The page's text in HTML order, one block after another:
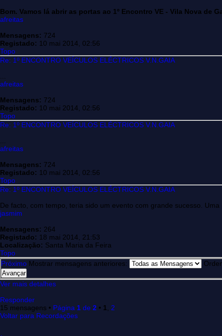
Bom. Vamos lá abrir as portas ao 1º Encontro VE - Vila Nova de
afreitas
Mensagens: 724
Registado: 10 mai 2014, 02:56
Topo
Re: 1º ENCONTRO VEÍCULOS ELÉCTRICOS V.N.GAIA
afreitas
Mensagens: 724
Registado: 10 mai 2014, 02:56
Topo
Re: 1º ENCONTRO VEÍCULOS ELÉCTRICOS V.N.GAIA
afreitas
Mensagens: 724
Registado: 10 mai 2014, 02:56
Topo
Re: 1º ENCONTRO VEÍCULOS ELÉCTRICOS V.N.GAIA
De facto, com tempo, teria sido um evento com grande sucesso. Uma
jasmim
Mensagens: 264
Registado: 18 mai 2014, 21:53
Localização: Santa Maria da Feira
Topo
Próximo Mostrar mensagens anteriores:
Ver mais detalhes
Responder
15 mensagens • Página 1 de 2 • 1
2
Voltar para Recordações